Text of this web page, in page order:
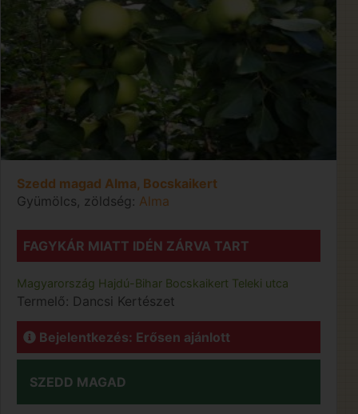
Szedd magad Alma, Bocskaikert
Gyümölcs, zöldség: Alma
FAGYKÁR MIATT IDÉN ZÁRVA TART
Magyarország Hajdú-Bihar Bocskaikert Teleki utca
Termelő: Dancsi Kertészet
Bejelentkezés: Erősen ajánlott
SZEDD MAGAD